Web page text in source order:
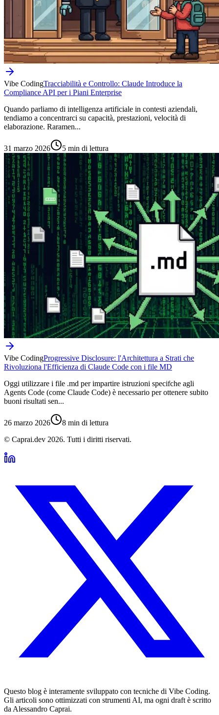
Vibe CodingTracciabilità e Controllo: Claude Introduce la
Compliance API per i Piani Enterprise
Quando parliamo di intelligenza artificiale in contesti aziendali,
tendiamo a concentrarci su capacità, prestazioni, velocità di
elaborazione. Raramen...
31 marzo 2026 5 min di lettura
Vibe CodingProgressive Disclosure: l'Architettura a Strati che
Rivoluziona l'Efficienza di Claude Code con i file MD
Oggi utilizzare i file .md per impartire istruzioni specifche agli
Agents Code (come Claude Code) è necessario per ottenere subito
buoni risultati sen...
26 marzo 2026
8 min di lettura
© Caprai.dev 2026. Tutti i diritti riservati.
Questo blog è interamente sviluppato con tecniche di Vibe Coding.
Gli articoli sono ottimizzati con strumenti AI, ma ogni draft è scritto
da Alessandro Caprai.